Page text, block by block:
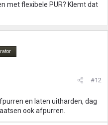
met flexibele PUR? Klemt dat
#12
en laten uitharden, dag
ook afpurren.